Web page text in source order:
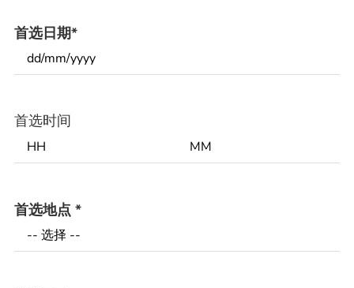
首选日期*
首选时间
首选地点 *